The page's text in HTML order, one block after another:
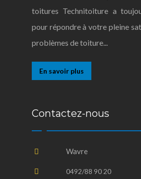
toitures Technitoiture a
pour répondre à votre pleine
problèmes de toiture...
En savoir plus
Contactez-nous
Wavre
0492/88 90 20